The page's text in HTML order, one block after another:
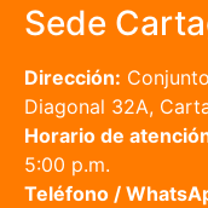
Sede
Dirección:
Diagonal 32A,
Horario de
5:00 p.m.
Teléfono /